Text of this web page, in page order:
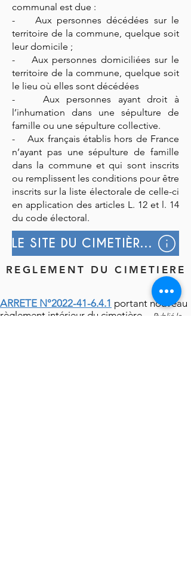
communal est due :
- Aux personnes décédées sur le
territoire de la commune, quelque soit
leur domicile ;
- Aux personnes domiciliées sur le
territoire de la commune, quelque soit
le lieu où elles sont décédées
- Aux personnes ayant droit à
l’inhumation dans une sépulture de
famille ou une sépulture collective.
- Aux français établis hors de France
n’ayant pas une sépulture de famille
dans la commune et qui sont inscrits
ou remplissent les conditions pour être
inscrits sur la liste électorale de celle-ci
en application des articles L. 12 et l. 14
du code électoral.
LE SITE DU CIMETIÈRE DE SAINT-GEORGES-D'OLÉRON
REGLEMENT DU CIMETIERE
ARRETE N°2022-41-6.4.1 portant nouveau
règlement intérieur du cimetière. -
Publié le